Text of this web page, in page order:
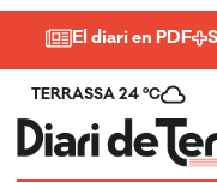
El diari en PDF
TERRASSA 24 ºC